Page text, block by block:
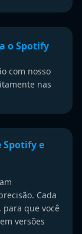
o Spotify
com nosso
nas
Spotify e
Cada
para que você
versões